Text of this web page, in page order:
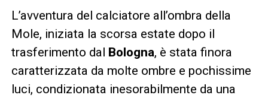
L’avventura del calciatore all’ombra della
Mole, iniziata la scorsa estate dopo il
trasferimento dal Bologna, è stata finora
caratterizzata da molte ombre e pochissime
luci, condizionata inesorabilmente da una